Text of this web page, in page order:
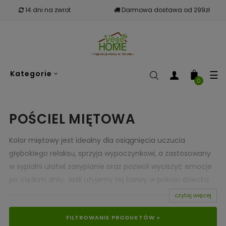
14 dni na zwrot Darmowa dostawa od 299zł
Kategorie ☰
0
POŚCIEL MIĘTOWA
Kolor miętowy jest idealny dla osiągnięcia uczucia
głębokiego relaksu, sprzyja wypoczynkowi, a zastosowany
w sypialni ułatwi zasypianie oraz pozwoli wyciszyć emocje
wspomożemy jego koncentrację oraz zapanujemy nad
rozpierającą je energią. Mięta relaksuje, odświeża, a, jako że
należy do odcieni zieleni, daje poczucie obcowania z
czytaj więcej
FILTROWANIE PRODUKTÓW »